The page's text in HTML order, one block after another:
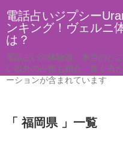
電話占いジプシー
ンキング！ヴェルニ
は？
電話占いの体験談。本当のと
い以外の占術も紹介。良く当
ーションが含まれています
「 福岡県 」一覧